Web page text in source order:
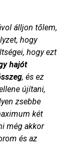
álljon tőlem,
hogy
hogy ezt
hajót
, és ez
újítani,
zsebbe
két
még akkor
és az